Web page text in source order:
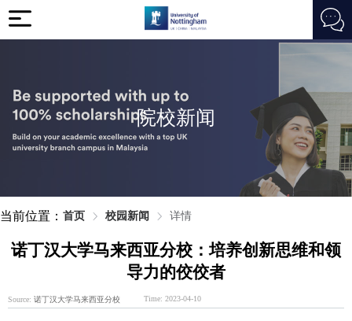
院校新闻
当前位置： 首页 校园新闻 详情
诺丁汉大学马来西亚分校：培养创新思维和领
导力的佼佼者
Source: 诺丁汉大学马来西亚分校 Time: 2023-04-10